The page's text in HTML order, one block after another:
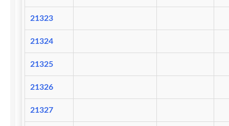
21323
21324
21325
21326
21327